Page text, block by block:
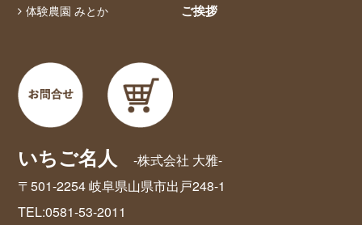
体験農園 みとか
ご挨拶
いちご名人
-株式会社 大雅-
〒501-2254 岐阜県山県市出戸248-1
TEL:0581-53-2011